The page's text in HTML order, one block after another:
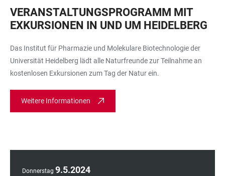
VERANSTALTUNGSPROGRAMM MIT
EXKURSIONEN IN UND UM HEIDELBERG
Das Institut für Pharmazie und Molekulare Biotechnologie der
Universität Heidelberg lädt alle Naturfreunde zur Teilnahme an
kostenlosen Exkursionen zum Tag der Natur ein.
Weitere Informationen
Donnerstag 9.5.2024